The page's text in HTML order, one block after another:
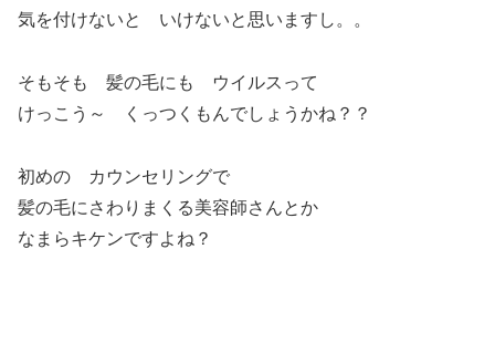
気を付けないと いけないと思いますし。。
そもそも 髪の毛にも ウイルスって
けっこう～ くっつくもんでしょうかね？？
初めの カウンセリングで
髪の毛にさわりまくる美容師さんとか
なまらキケンですよね？